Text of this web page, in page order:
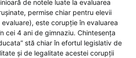
de notele luate la evaluarea
permise chiar pentru elevii
este corupție în evaluarea
cei 4 ani de gimnaziu. Chintesența
stă chiar în efortul legislativ de
și de legalitate acestei corupții